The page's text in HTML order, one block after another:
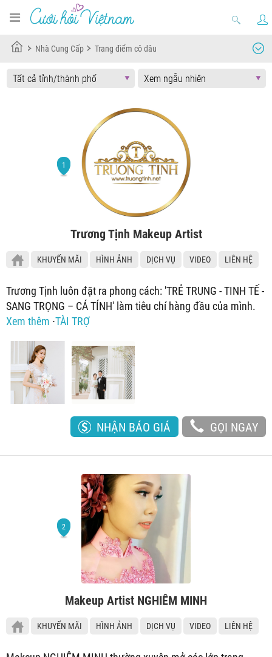
Nhà Cung Cấp Trang điểm cô dâu
Trương Tịnh Makeup Artist
KHUYẾN MÃI HÌNH ẢNH DỊCH VỤ VIDEO LIÊN HỆ
Trương Tịnh luôn đặt ra phong cách: 'TRẺ TRUNG - TINH TẾ -
SANG TRỌNG – CÁ TÍNH' làm tiêu chí hàng đầu của mình.
Xem thêm ∙TÀI TRỢ
NHẬN BÁO GIÁ GỌI NGAY
Makeup Artist NGHIÊM MINH
KHUYẾN MÃI HÌNH ẢNH DỊCH VỤ VIDEO LIÊN HỆ